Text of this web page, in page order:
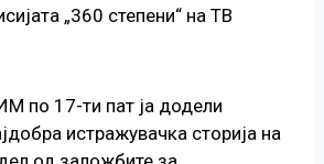
„360 степени“ на ТВ
по 17-ти пат ја додели
истражувачка сторија на